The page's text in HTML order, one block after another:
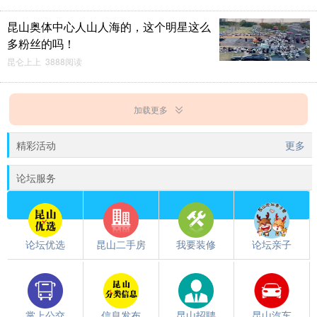
昆山奥体中心人山人海的，这个明星这么
多粉丝的吗！
昆仑上上 3888阅读
加载更多
精彩活动 更多
论坛服务
论坛优选 昆山二手房 我要装修 论坛亲子